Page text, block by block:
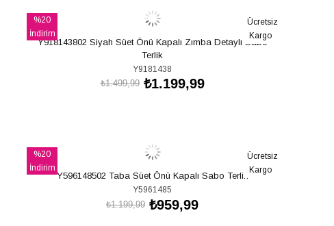
%20
İndirim
%20İndirim
Ücretsiz
Kargo
Y918143802 Siyah Süet Önü Kapalı Zımba Detaylı Sabo
Terlik
Y9181438
₺1.199,99
₺1.499,99
%20
İndirim
%20İndirim
Ücretsiz
Kargo
Y596148502 Taba Süet Önü Kapalı Sabo Terlik
Y5961485
₺959,99
₺1.199,99